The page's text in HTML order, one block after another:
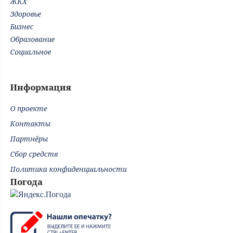
Здоровье
Бизнес
Образование
Социальное
Информация
О проекте
Контакты
Партнёры
Сбор средств
Политика конфиденциальности
Погода